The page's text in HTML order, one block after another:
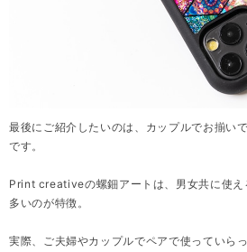
最後にご紹介したいのは、カップルでお揃い
です。
Print creativeの螺鈿アートは、男女共に使え
多いのが特徴。
実際、ご夫婦やカップルでペアで使っていら